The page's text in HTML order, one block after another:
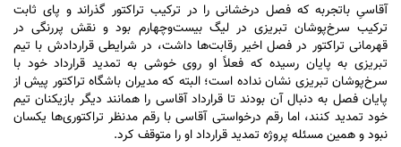
آقاسیِ باتجربه که فصل درخشانی را در ترکیب تراکتور گذراند و پای ثابت
ترکیب سرخ‌پوشان تبریزی در لیگ بیست‌وچهارم بود و نقش پررنگی در
قهرمانی تراکتور در فصل اخیر رقابت‌ها داشت، در شرایطی قراردادش با تیم
تبریزی به پایان رسیده که فعلاً او روی خوشی به تمدید قرارداد خود با
سرخ‌پوشان تبریزی نشان نداده است؛ البته که مدیران باشگاه تراکتور پیش از
پایان فصل به دنبال آن بودند تا قرارداد آقاسی را همانند دیگر بازیکنان تیم
خود تمدید کنند، اما رقم درخواستی آقاسی با رقم مدنظر تراکتوری‌ها یکسان
نبود و همین مسئله پروژه تمدید قرارداد او را متوقف کرد.